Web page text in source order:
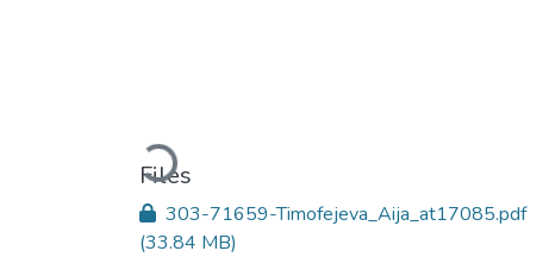
Loading...
Files
303-71659-Timofejeva_Aija_at17085.pdf
(33.84 MB)